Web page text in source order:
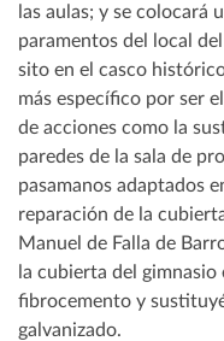
las aulas; y se colocará
paramentos del local
sito en el casco
más específico por ser
de acciones como la
paredes de la sala de
pasamanos adaptados
reparación de la
Manuel de Falla de
la cubierta del
fibrocemento y
galvanizado.